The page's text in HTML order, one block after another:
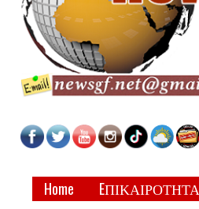
Home EΠΙΚΑΙΡΟΤΗΤΑ